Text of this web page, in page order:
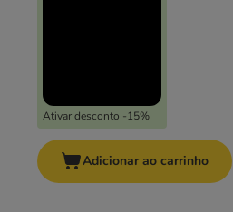
Ativar desconto -15%
Adicionar ao carrinho